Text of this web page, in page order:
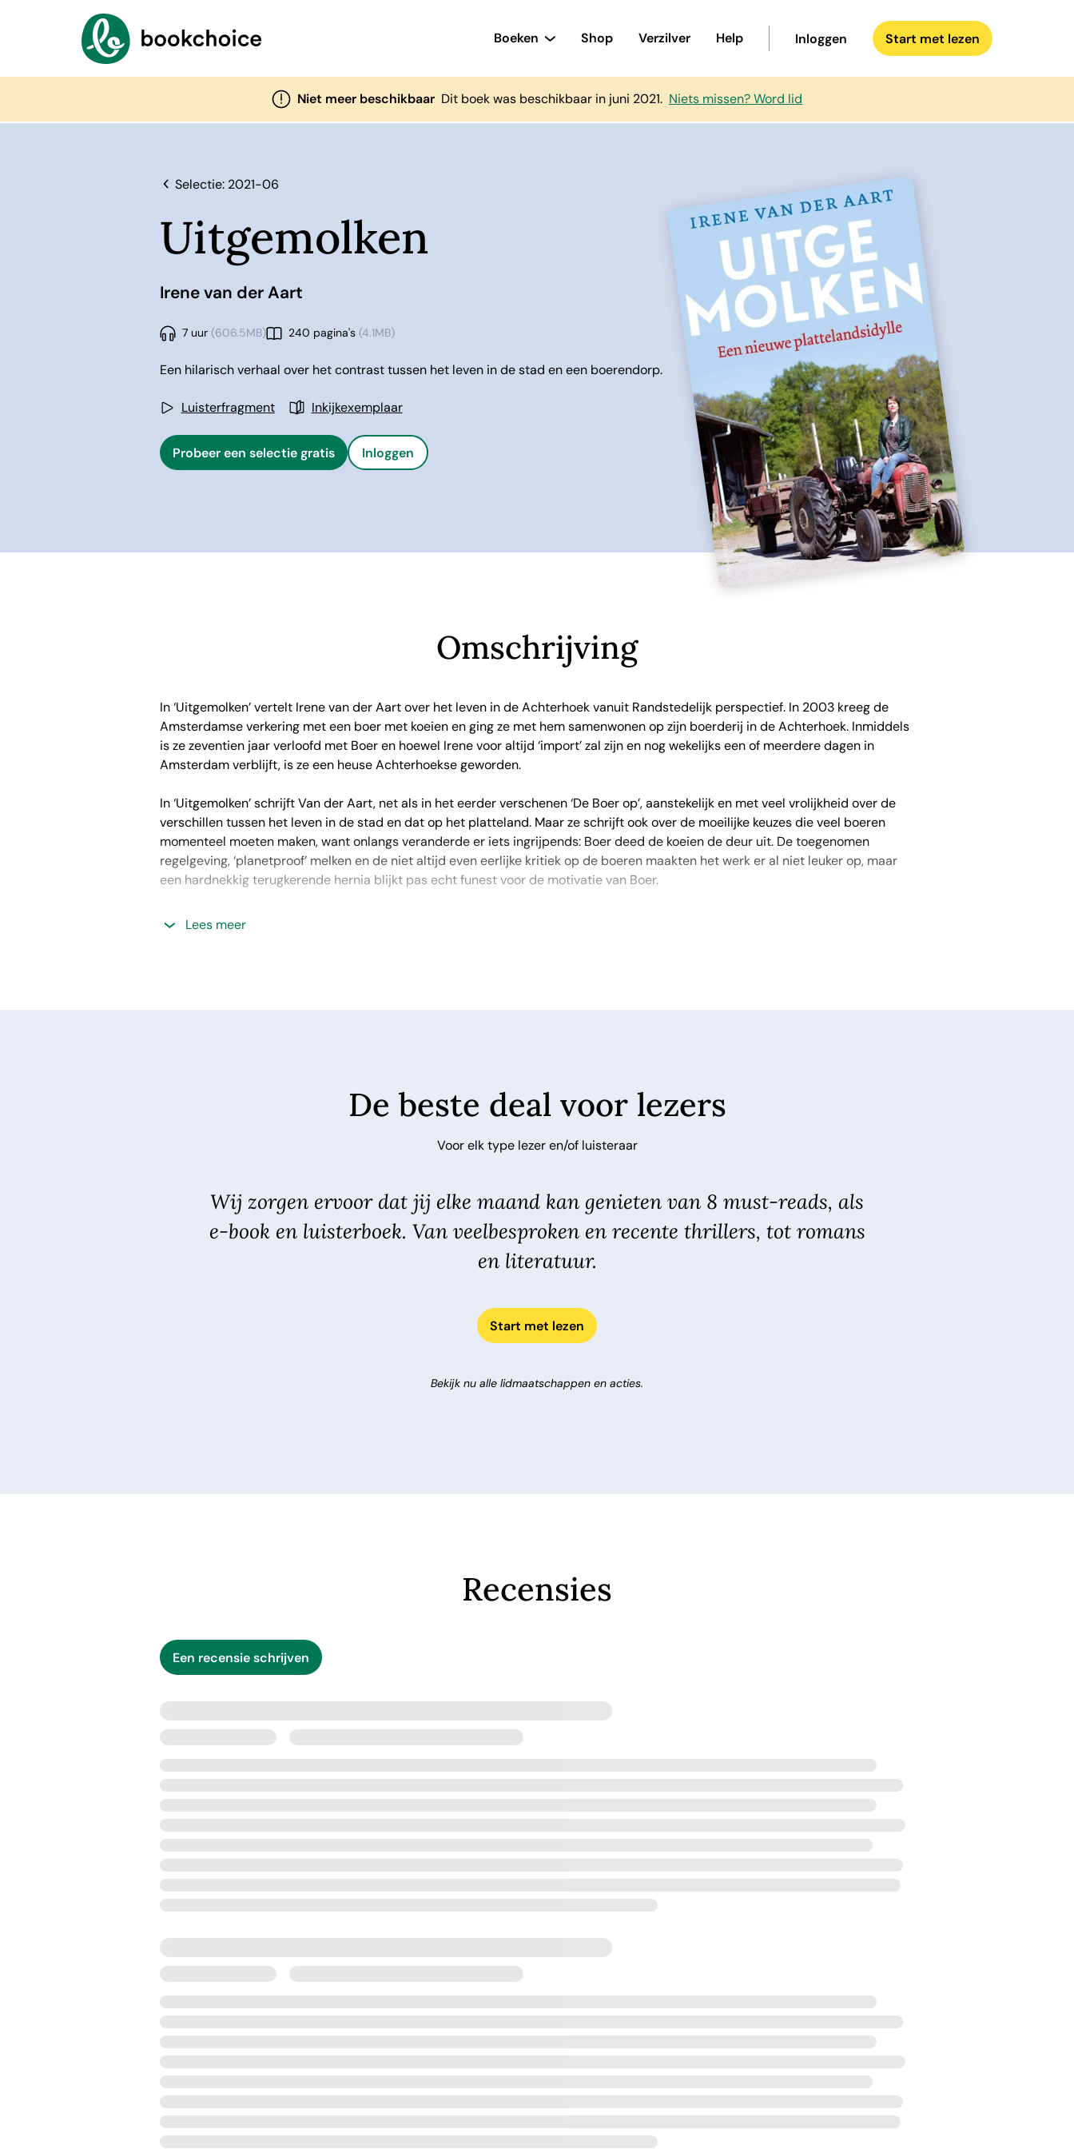
Boeken Shop Verzilver Help Inloggen Start met lezen
Niet meer beschikbaar Dit boek was beschikbaar in juni 2021. Niets missen? Word lid
Selectie: 2021-06
Uitgemolken
Irene van der Aart
7 uur(606.5MB) 240 pagina's(4.1MB)
Een hilarisch verhaal over het contrast tussen het leven in de stad en een boerendorp.
Luisterfragment Inkijkexemplaar
Probeer een selectie gratis Inloggen
Omschrijving
In ‘Uitgemolken’ vertelt Irene van der Aart over het leven in de Achterhoek vanuit Randstedelijk perspectief. In 2003 kreeg de
Amsterdamse verkering met een boer met koeien en ging ze met hem samenwonen op zijn boerderij in de Achterhoek. Inmiddels
is ze zeventien jaar verloofd met Boer en hoewel Irene voor altijd ‘import’ zal zijn en nog wekelijks een of meerdere dagen in
Amsterdam verblijft, is ze een heuse Achterhoekse geworden.
In ‘Uitgemolken’ schrijft Van der Aart, net als in het eerder verschenen ‘De Boer op’, aanstekelijk en met veel vrolijkheid over de
verschillen tussen het leven in de stad en dat op het platteland. Maar ze schrijft ook over de moeilijke keuzes die veel boeren
momenteel moeten maken, want onlangs veranderde er iets ingrijpends: Boer deed de koeien de deur uit. De toegenomen
regelgeving, ‘planetproof’ melken en de niet altijd even eerlijke kritiek op de boeren maakten het werk er al niet leuker op, maar
een hardnekkig terugkerende hernia blijkt pas echt funest voor de motivatie van Boer.
Invoelend en met humor laat Irene van der Aart in ‘Uitgemolken’ zien wat het betekent om te stoppen met het melkveebedrijf dat
Lees meer
De beste deal voor lezers
Voor elk type lezer en/of luisteraar
Wij zorgen ervoor dat jij elke maand kan genieten van 8 must-reads, als
e-book en luisterboek. Van veelbesproken en recente thrillers, tot romans
en literatuur.
Start met lezen
Bekijk nu alle lidmaatschappen en acties.
Recensies
Een recensie schrijven